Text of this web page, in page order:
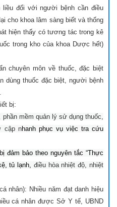
liều đối với người bệnh cần điều
cho khoa lâm sàng biết và thống
hiện thấy có tương tác trong kê
trong kho của khoa Dược hết)
môn về thuốc, đặc biệt
dùng thuốc đặc biệt, người bệnh
bị:
mềm quản lý sử dụng thuốc,
cập nhanh phục vụ việc tra cứu
đảm bảo theo nguyên tắc “Thực
tủ lạnh, điều hòa nhiệt độ, nhiệt
Nhiều năm đạt danh hiệu
cá nhân được Sở Y tế, UBND